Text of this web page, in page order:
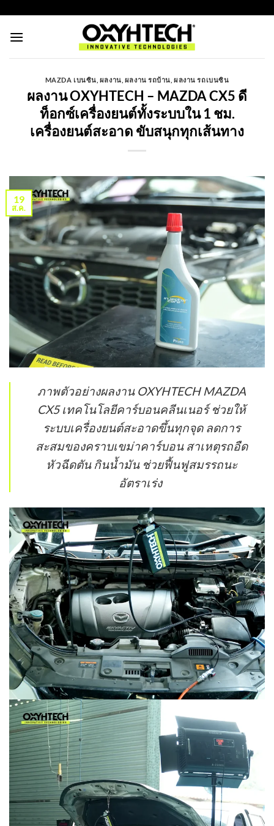
ไป
ยัง
เนื้อหา
MAZDA เบนซิน ผลงาน ผลงาน รถบ้าน ,ผลงาน รถเบนซิน
ผลงาน OXYHTECH – MAZDA CX5 ดี
ท็อกซ์เครื่องยนต์ทั้งระบบใน 1 ชม.
เครื่องยนต์สะอาด ขับสนุกทุกเส้นทาง
19
ส.ค.
ภาพตัวอย่างผลงาน OXYHTECH MAZDA
CX5 เทคโนโลยีคาร์บอนคลีนเนอร์ ช่วยให้
ระบบเครื่องยนต์สะอาดขึ้นทุกจุด ลดการ
สะสมของคราบเขม่าคาร์บอน สาเหตุรถอืด
หัวฉีดตัน กินน้ำมัน ช่วยฟื้นฟูสมรรถนะ
อัตราเร่ง